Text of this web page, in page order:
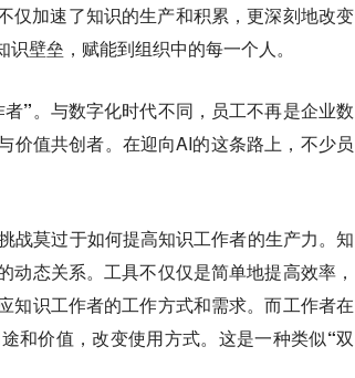
仅加速了知识的生产和积累，更深刻地改变
壁垒，赋能到组织中的每一个人。
”。与数字化时代不同，员工不再是企业数
价值共创者。在迎向AI的这条路上，不少员
战莫过于如何提高知识工作者的生产力。知
态关系。工具不仅仅是简单地提高效率，
知识工作者的工作方式和需求。而工作者在
和价值，改变使用方式。这是一种类似“双